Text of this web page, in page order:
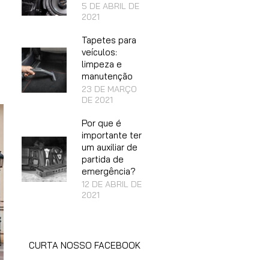
5 DE ABRIL DE
2021
Tapetes para
veículos:
limpeza e
manutenção
23 DE MARÇO
DE 2021
Por que é
importante ter
um auxiliar de
partida de
emergência?
12 DE ABRIL DE
2021
CURTA NOSSO FACEBOOK